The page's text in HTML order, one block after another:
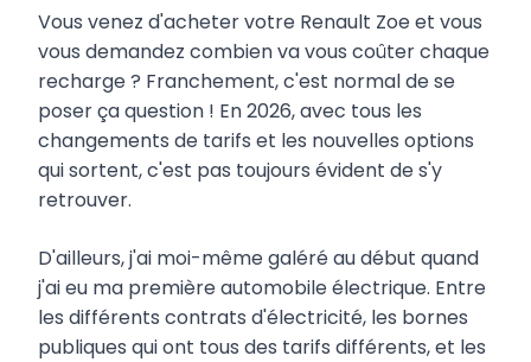
Vous venez d'acheter votre Renault Zoe et vous
vous demandez combien va vous coûter chaque
recharge ? Franchement, c'est normal de se
poser ça question ! En 2026, avec tous les
changements de tarifs et les nouvelles options
qui sortent, c'est pas toujours évident de s'y
retrouver.
D'ailleurs, j'ai moi-même galéré au début quand
j'ai eu ma première automobile électrique. Entre
les différents contrats d'électricité, les bornes
publiques qui ont tous des tarifs différents, et les